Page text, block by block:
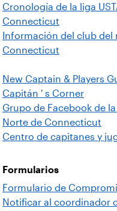
Cronología de la liga
Connecticut
Información del club del
Connecticut
New Captain & Players
Capitán ' s Corner
Grupo de Facebook de la
Norte de Connecticut
Centro de capitanes y
Formularios
Formulario de
Notificar al coordinador